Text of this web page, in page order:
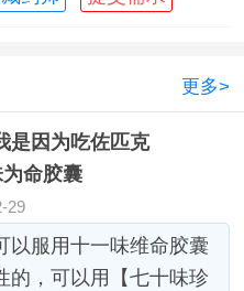
更多>
是因为吃佐匹克
命胶囊
29
以服用十一味维命胶囊
的，可以用【七十味珍